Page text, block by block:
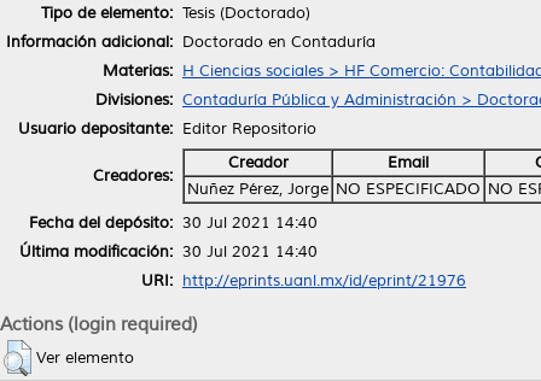
Tipo de elemento: Tesis (Doctorado)
Información adicional: Doctorado en Contaduría
Materias: H Ciencias sociales > HF Comercio:
Divisiones: Contaduría Pública y Administración >
Usuario depositante: Editor Repositorio
Creadores:
Creador Email
Nuñez Pérez, Jorge NO ESPECIFICADO NO
Fecha del depósito: 30 Jul 2021 14:40
Última modificación: 30 Jul 2021 14:40
URI: http://eprints.uanl.mx/id/eprint/21976
Actions (login required)
Ver elemento